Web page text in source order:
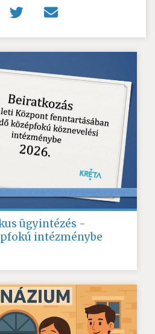
ügyintézés -
intézménybe